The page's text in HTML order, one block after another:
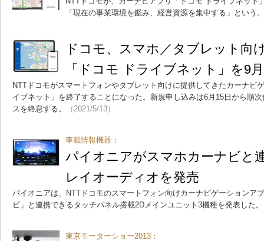
「現在の事業環境を鑑み、経営資源を集中する」という。
ドコモ、スマホ／タブレット向
「ドコモ ドライブネット」を9
NTTドコモがスマートフォンやタブレット向けに提供してきたカーナビ
イブネット」を終了することになった。新規申し込みは6月15日から順
スを終息する。
（2021/5/13）
車載情報機器：
パイオニアがスマホカーナビと
レイオーディオを発売
パイオニアは、NTTドコモのスマートフォン向けカーナビゲーションア
ビ」と連携できるタッチパネル搭載2Dメインユニット3機種を発表した。
東京モーターショー2013：